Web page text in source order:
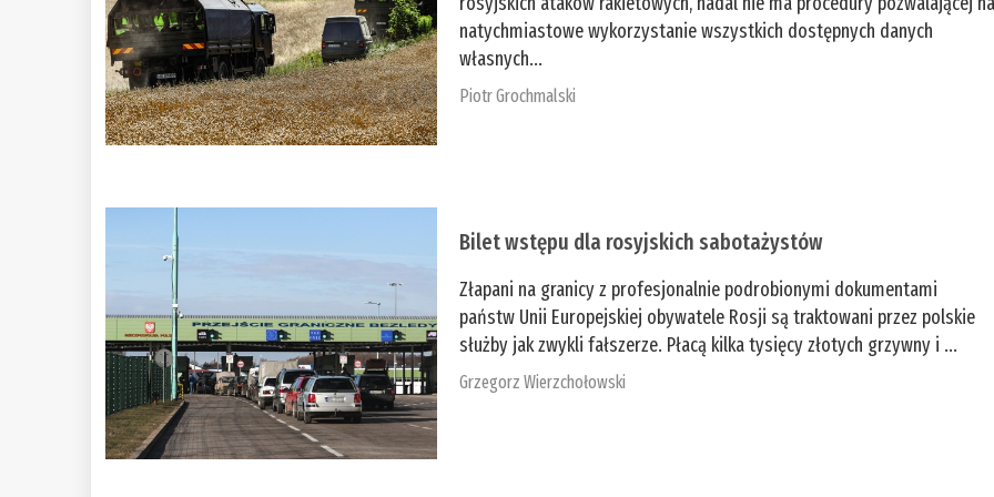
natychmiastowe wykorzystanie wszystkich dostępnych danych
własnych...
Piotr Grochmalski
Bilet wstępu dla rosyjskich sabotażystów
Złapani na granicy z profesjonalnie podrobionymi dokumentami
państw Unii Europejskiej obywatele Rosji są traktowani przez polskie
służby jak zwykli fałszerze. Płacą kilka tysięcy złotych grzywny i ...
Grzegorz Wierzchołowski